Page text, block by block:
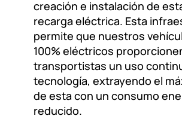
creación e instalación de
recarga eléctrica. Esta
permite que nuestros
100% eléctricos
transportistas un uso
tecnología, extrayendo el
de esta con un consumo
reducido.